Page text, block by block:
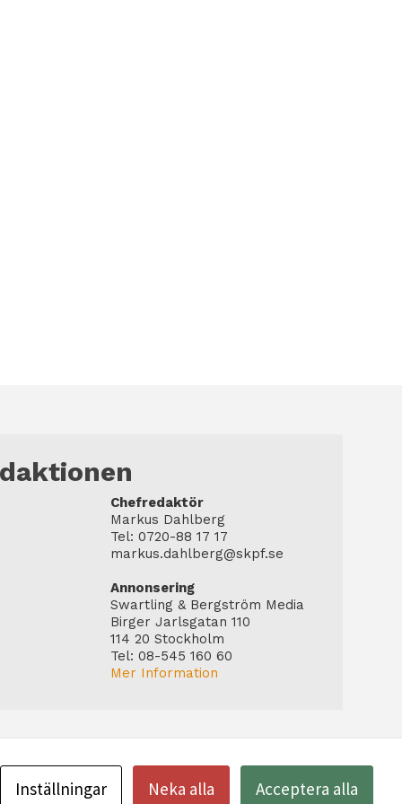
Chefredaktör
Markus Dahlberg
Tel: 0720-88 17 17
markus.dahlberg@skpf.se
Annonsering
Swartling & Bergström Media
Birger Jarlsgatan 110
114 20 Stockholm
Tel: 08-545 160 60
Mer Information
Inställningar Neka alla Acceptera alla